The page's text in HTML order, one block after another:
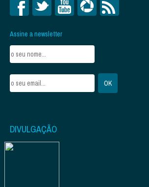
Assine a newsletter
DIVULGAÇÃO